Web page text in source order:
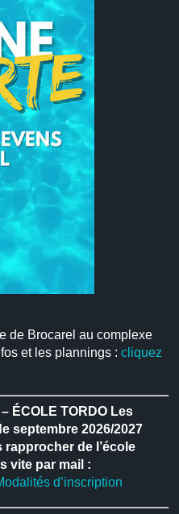
de Brocarel au complexe
et les plannings :cliquez
ÉCOLE TORDO Les
septembre 2026/2027
rapprocher de l’école
vite par mail :
d’inscription